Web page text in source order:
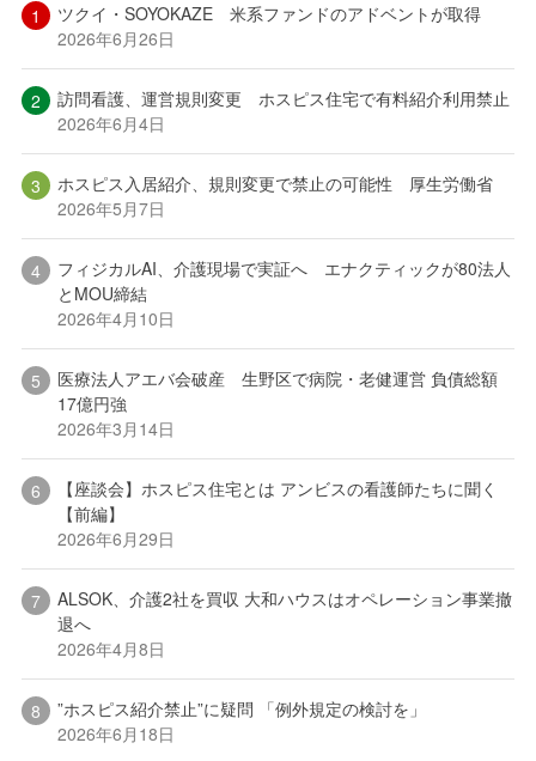
ツクイ・SOYOKAZE 米系ファンドのアドベントが取得
2026年6月26日
訪問看護、運営規則変更 ホスピス住宅で有料紹介利用禁止
2026年6月4日
ホスピス入居紹介、規則変更で禁止の可能性 厚生労働省
2026年5月7日
フィジカルAI、介護現場で実証へ エナクティックが80法人
とMOU締結
2026年4月10日
医療法人アエバ会破産 生野区で病院・老健運営 負債総額
17億円強
2026年3月14日
【座談会】ホスピス住宅とは アンビスの看護師たちに聞く
【前編】
2026年6月29日
ALSOK、介護2社を買収 大和ハウスはオペレーション事業撤
退へ
2026年4月8日
”ホスピス紹介禁止”に疑問 「例外規定の検討を」
2026年6月18日